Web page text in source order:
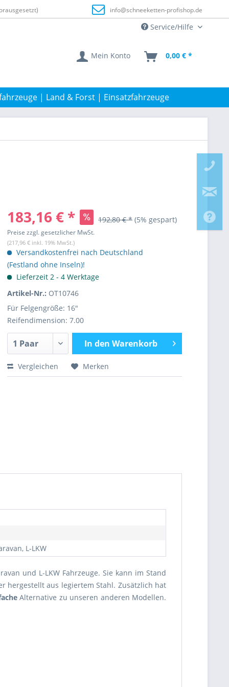
info@schneeketten-profishop.de
Service/Hilfe
Mein Konto 0,00 € *
| Land & Forst | Einsatzfahrzeuge
183,16 € * 192,80 € * (5% gespart)
Preise zzgl. gesetzlicher MwSt.
(217,96 € inkl. 19% MwSt.)
Versandkostenfrei nach Deutschland
(Festland ohne Inseln)!
Lieferzeit 2 - 4 Werktage
Artikel-Nr.: OT10746
Für Felgengröße: 16"
Reifendimension: 7.00
In den Warenkorb
Vergleichen Merken
L-LKW
und L-LKW Fahrzeuge. Sie kann im Stand
hergestellt aus legiertem Stahl. Zusätzlich hat
Alternative zu unseren anderen Modellen.